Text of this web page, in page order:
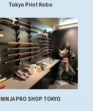
Tokyo Print Kobo
NINJA PRO SHOP TOKYO